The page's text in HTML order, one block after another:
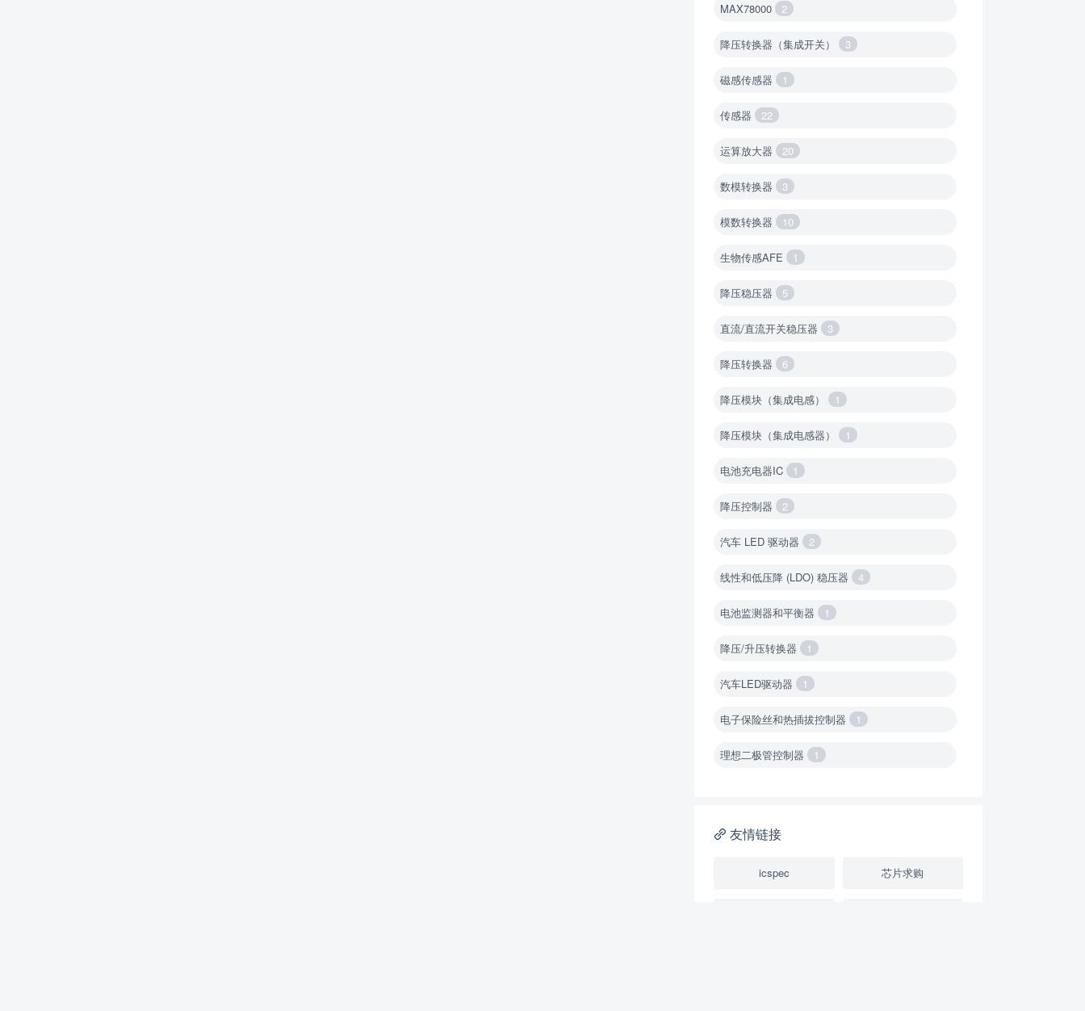
MAX78000 2
降压转换器（集成开关） 3
磁感传感器 1
传感器 22
运算放大器 20
数模转换器 3
模数转换器 10
生物传感AFE 1
降压稳压器 5
直流/直流开关稳压器 3
降压转换器 6
降压模块（集成电感） 1
降压模块（集成电感器） 1
电池充电器IC 1
降压控制器 2
汽车 LED 驱动器 2
线性和低压降 (LDO) 稳压器 4
电池监测器和平衡器 1
降压/升压转换器 1
汽车LED驱动器 1
电子保险丝和热插拔控制器 1
理想二极管控制器 1
降压转换器（继承开关）
友情链接
icspec 芯片求购